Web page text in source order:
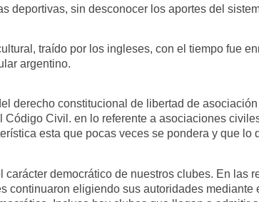
deportivas, sin desconocer los aportes del
traído por los ingleses, con el tiempo fue
argentino.
derecho constitucional de libertad de
Civil. en lo referente a asociaciones
esta que pocas veces se pondera y que lo
democrático de nuestros clubes. En las
continuaron eligiendo sus autoridades